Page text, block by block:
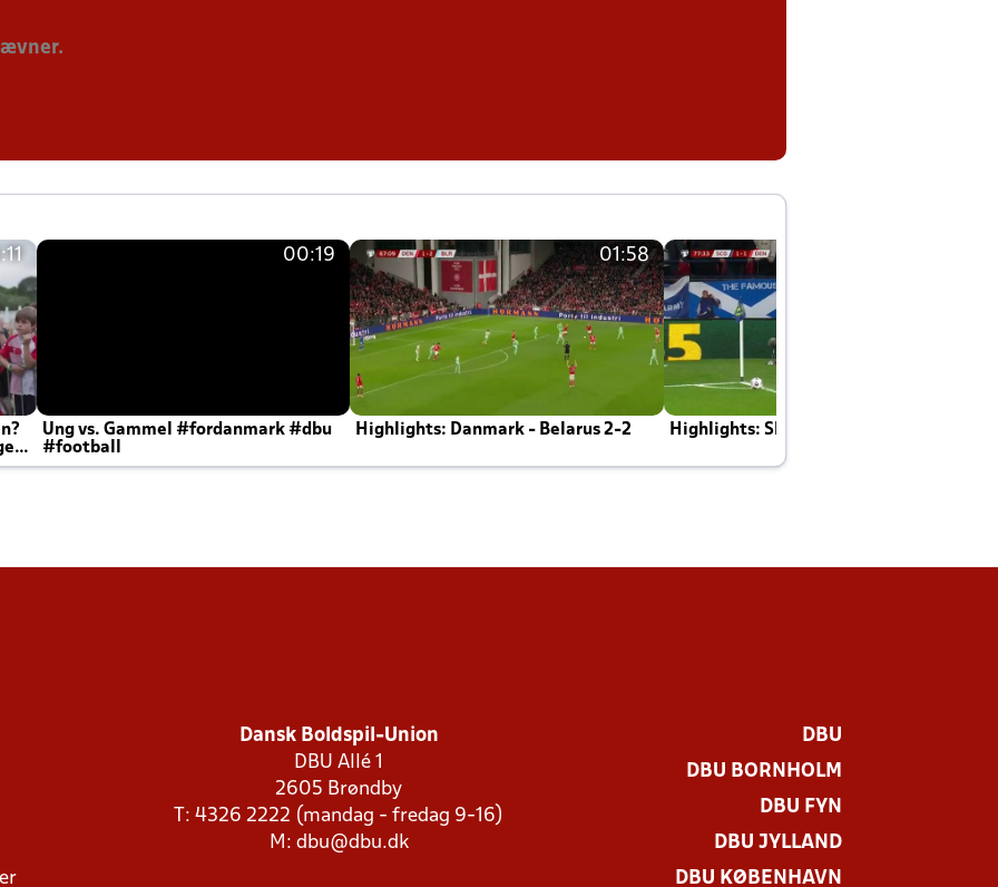
00:19
Ung vs. Gammel #fordanmark #dbu
#football
01:58
Highlights: Danmark - Belarus 2-2 Highlights: Skotland - Danmark 4-2
Dansk Boldspil-Union
DBU Allé 1
2605 Brøndby
T: 4326 2222 (mandag - fredag 9-16)
M: dbu@dbu.dk
DBU
DBU BORNHOLM
DBU FYN
DBU JYLLAND
DBU KØBENHAVN